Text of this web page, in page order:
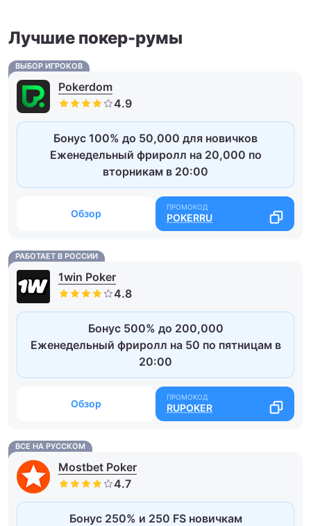
Лучшие покер-румы
ВЫБОР ИГРОКОВ
Pokerdom
Бонус 100% до 50,000 для новичков
Еженедельный фриролл на 20,000 по
вторникам в 20:00
Обзор POKERRU
РАБОТАЕТ В РОССИИ
1win Poker
Бонус 500% до 200,000
Еженедельный фриролл на 50 по пятницам в
20:00
Обзор RUPOKER
ВСЕ НА РУССКОМ
Mostbet Poker
Бонус 250% и 250 FS новичкам